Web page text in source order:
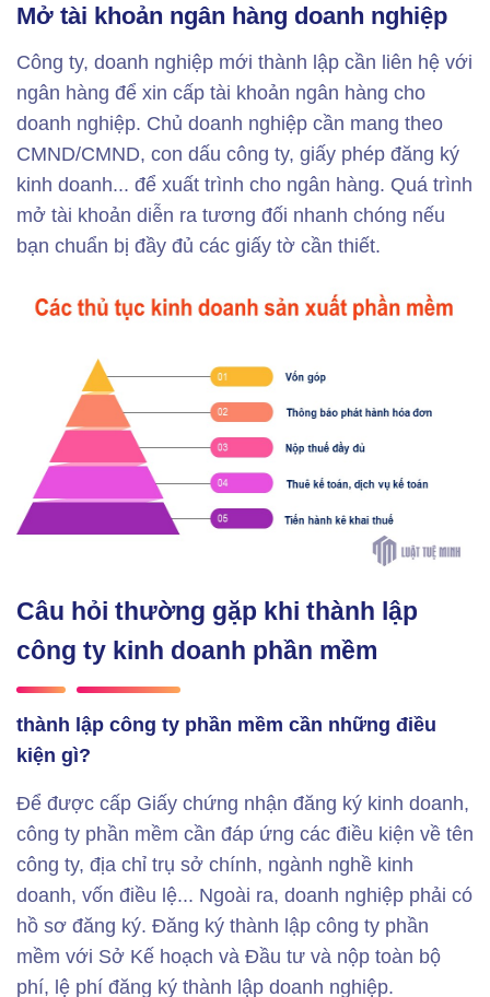
Mở tài khoản ngân hàng doanh nghiệp
Công ty, doanh nghiệp mới thành lập cần liên hệ với
ngân hàng để xin cấp tài khoản ngân hàng cho
doanh nghiệp. Chủ doanh nghiệp cần mang theo
CMND/CMND, con dấu công ty, giấy phép đăng ký
kinh doanh... để xuất trình cho ngân hàng. Quá trình
mở tài khoản diễn ra tương đối nhanh chóng nếu
bạn chuẩn bị đầy đủ các giấy tờ cần thiết.
Câu hỏi thường gặp khi thành lập
công ty kinh doanh phần mềm
thành lập công ty phần mềm cần những điều
kiện gì?
Để được cấp Giấy chứng nhận đăng ký kinh doanh,
công ty phần mềm cần đáp ứng các điều kiện về tên
công ty, địa chỉ trụ sở chính, ngành nghề kinh
doanh, vốn điều lệ... Ngoài ra, doanh nghiệp phải có
hồ sơ đăng ký. Đăng ký thành lập công ty phần
mềm với Sở Kế hoạch và Đầu tư và nộp toàn bộ
phí, lệ phí đăng ký thành lập doanh nghiệp.